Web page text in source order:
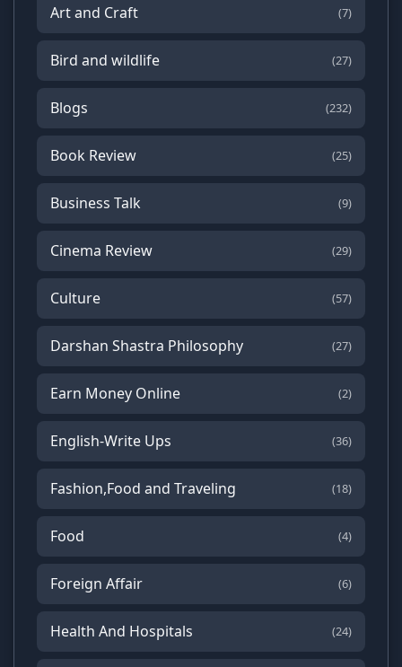
Art and Craft (7)
Bird and wildlife (27)
Blogs (232)
Book Review (25)
Business Talk (9)
Cinema Review (29)
Culture (57)
Darshan Shastra Philosophy (27)
Earn Money Online (2)
English-Write Ups (36)
Fashion,Food and Traveling (18)
Food (4)
Foreign Affair (6)
Health And Hospitals (24)